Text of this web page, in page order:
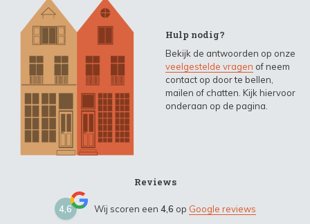
Hulp nodig?
Bekijk de antwoorden op onze
veelgestelde vragen of neem
contact op door te bellen,
mailen of chatten. Kijk hiervoor
onderaan op de pagina.
Reviews
4,6 Wij scoren een 4,6 op Google reviews